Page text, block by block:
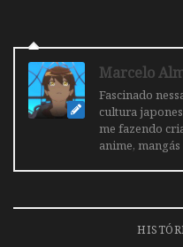
Marcelo
Fascinado
cultura
me fazendo
anime,